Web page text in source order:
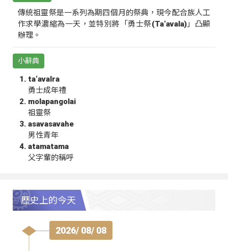
傳統祖靈祭是一系列為期四個月的祭典，現今配合族人工
作求學濃縮為一天，並特別將「勇士祭(Ta‘avala)」凸顯
辦理。
小辭典
ta‘avalra
勇士成年禮
molapangolai
祖靈祭
asavasavahe
男性青年
atamatama
父字輩的稱呼
歷史上的今天
2026/ 08/ 08